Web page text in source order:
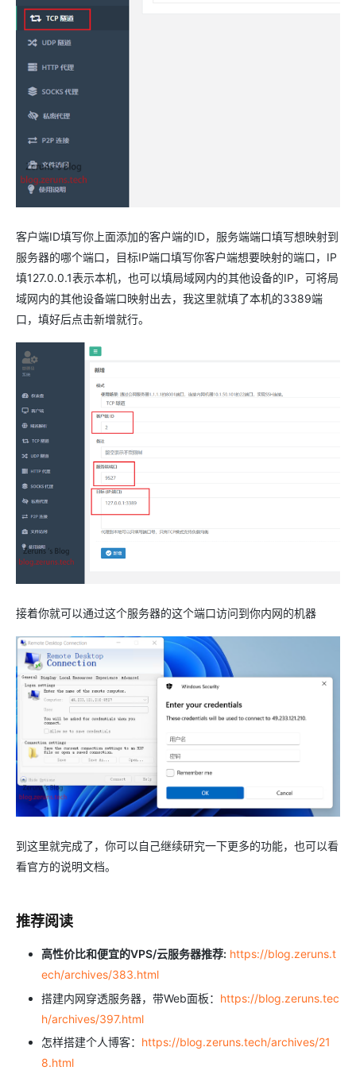
客户端ID填写你上面添加的客户端的ID，服务端端口填写想映射到
服务器的哪个端口，目标IP端口填写你客户端想要映射的端口，IP
填127.0.0.1表示本机，也可以填局域网内的其他设备的IP，可将局
域网内的其他设备端口映射出去，我这里就填了本机的3389端
口，填好后点击新增就行。
接着你就可以通过这个服务器的这个端口访问到你内网的机器
到这里就完成了，你可以自己继续研究一下更多的功能，也可以看
看官方的说明文档。
推荐阅读
高性价比和便宜的VPS/云服务器推荐: https://blog.zeruns.t
ech/archives/383.html
搭建内网穿透服务器，带Web面板： https://blog.zeruns.tec
h/archives/397.html
怎样搭建个人博客： https://blog.zeruns.tech/archives/21
8.html